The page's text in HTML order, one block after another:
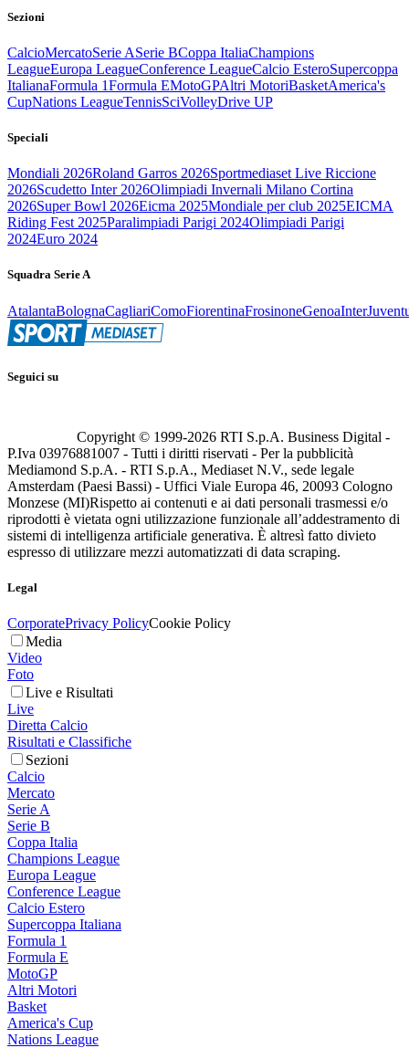
Sezioni
CalcioMercatoSerie ASerie BCoppa ItaliaChampions
LeagueEuropa LeagueConference LeagueCalcio EsteroSupercoppa
ItalianaFormula 1Formula EMotoGPAltri MotoriBasketAmerica's
CupNations LeagueTennisSciVolleyDrive UP
Speciali
Mondiali 2026Roland Garros 2026Sportmediaset Live Riccione
2026Scudetto Inter 2026Olimpiadi Invernali Milano Cortina
2026Super Bowl 2026Eicma 2025Mondiale per club 2025EICMA
Riding Fest 2025Paralimpiadi Parigi 2024Olimpiadi Parigi
2024Euro 2024
Squadra Serie A
AtalantaBolognaCagliariComoFiorentinaFrosinoneGenoaInter
Seguici su
Copyright © 1999-2026 RTI S.p.A. Business Digital -
P.Iva 03976881007 - Tutti i diritti riservati - Per la pubblicità
Mediamond S.p.A. - RTI S.p.A., Mediaset N.V., sede legale
Amsterdam (Paesi Bassi) - Uffici Viale Europa 46, 20093 Cologno
Monzese (MI)Rispetto ai contenuti e ai dati personali trasmessi e/o
riprodotti è vietata ogni utilizzazione funzionale all’addestramento di
sistemi di intelligenza artificiale generativa. È altresì fatto divieto
espresso di utilizzare mezzi automatizzati di data scraping.
Legal
CorporatePrivacy PolicyCookie Policy
Media
Video
Foto
Live e Risultati
Live
Diretta Calcio
Risultati e Classifiche
Sezioni
Calcio
Mercato
Serie A
Serie B
Coppa Italia
Champions League
Europa League
Conference League
Calcio Estero
Supercoppa Italiana
Formula 1
Formula E
MotoGP
Altri Motori
Basket
America's Cup
Nations League